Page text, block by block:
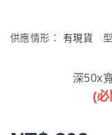
供應情形： 有現貨
深50x
(